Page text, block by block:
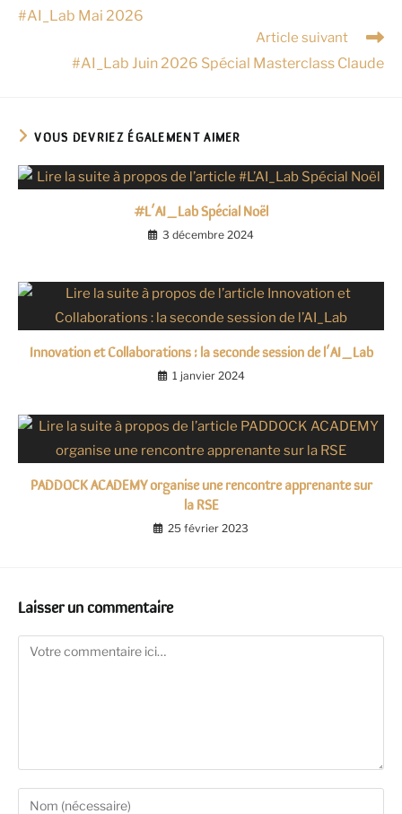
#AI_Lab Mai 2026
Article suivant
#AI_Lab Juin 2026 Spécial Masterclass Claude
VOUS DEVRIEZ ÉGALEMENT AIMER
#L’AI_Lab Spécial Noël
3 décembre 2024
Innovation et Collaborations : la seconde session de l’AI_Lab
1 janvier 2024
PADDOCK ACADEMY organise une rencontre apprenante sur
la RSE
25 février 2023
Laisser un commentaire